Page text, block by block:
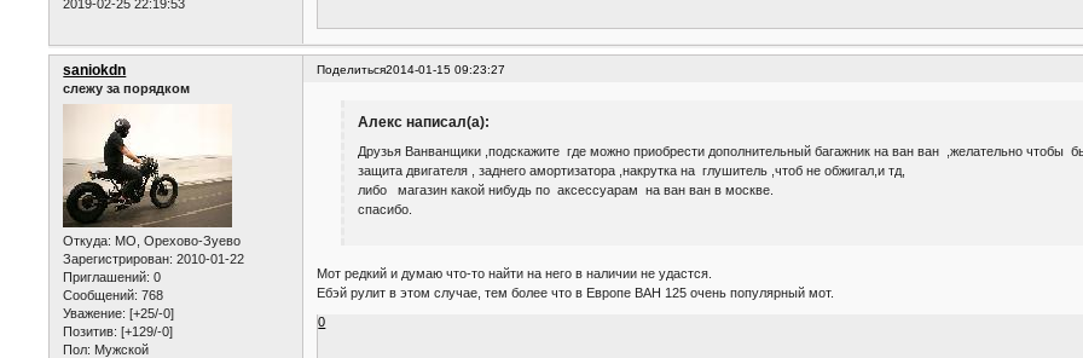
2019-02-25 22:19:53
Поделиться2014-01-15 09:23:27
saniokdn
слежу за порядком
Откуда: МО, Орехово-Зуево
Зарегистрирован: 2010-01-22
Приглашений: 0
Сообщений: 768
Уважение: [+25/-0]
Позитив: [+129/-0]
Пол: Мужской
Алекс написал(а):
Друзья Ванванщики ,подскажите где можно приобрести дополнительный багажник на ван ван ,желательно чтобы
защита двигателя , заднего амортизатора ,накрутка на глушитель ,чтоб не обжигал,и тд,
либо магазин какой нибудь по аксессуарам на ван ван в москве.
спасибо.
Мот редкий и думаю что-то найти на него в наличии не удастся.
Ебэй рулит в этом случае, тем более что в Европе ВАН 125 очень популярный мот.
0